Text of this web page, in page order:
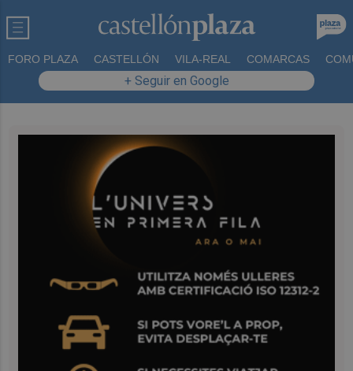
FORO PLAZA CASTELLÓN VILA-REAL COMARCAS
+ Seguir en Google